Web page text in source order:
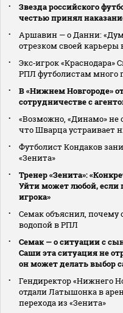
Звезда российского
честью принял
Аршавин — о Данни:
отрезком своей карьеры
Экс‑игрок «Краснодара»
РПЛ футболистам много
В «Нижнем Новгороде»
сотрудничестве с
«Возможно, «Динамо» не
что Шварца устраивает
Футболист Кондаков
«Зенита»
Тренер «Зенита»:
Уйти может любой, если
игрока»
Семак объяснил, почему
водопой в РПЛ
Семак — о ситуации с
Саши эта ситуация не
он может делать выбор
Гендиректор «Нижнего
отдали Латышонка в
перехода из «Зенита»